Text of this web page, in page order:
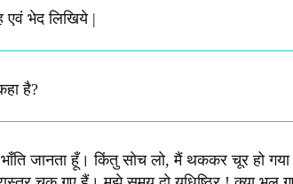
एवं भेद लिखिये |
है?
जानता हूँ। किंतु सोच लो, मैं थककर चूर हो गया